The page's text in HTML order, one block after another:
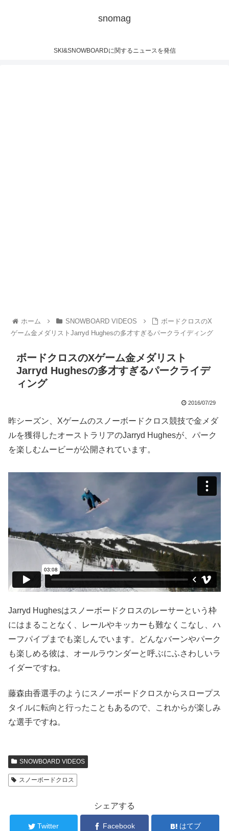
snomag
SKI&SNOWBOARDに関するニュースを発信
ホーム SNOWBOARD VIDEOS
ボードクロスのX
ゲーム金メダリストJarryd Hughesの多才すぎるパークライディング
ボードクロスのXゲーム金メダリスト
Jarryd Hughesの多才すぎるパークライデ
ィング
2016/07/29
昨シーズン、Xゲームのスノーボードクロス競技で金メダ
ルを獲得したオーストラリアのJarryd Hughesが、パーク
を楽しむムービーが公開されています。
Jarryd Hughesはスノーボードクロスのレーサーという枠
にはまることなく、レールやキッカーも難なくこなし、ハ
ーフパイプまでも楽しんでいます。どんなバーンやパーク
も楽しめる彼は、オールラウンダーと呼ぶにふさわしいラ
イダーですね。
藤森由香選手のようにスノーボードクロスからスロープス
タイルに転向と行ったこともあるので、これからが楽しみ
な選手ですね。
SNOWBOARD VIDEOS
スノーボードクロス
シェアする
Twitter Facebook はてブ